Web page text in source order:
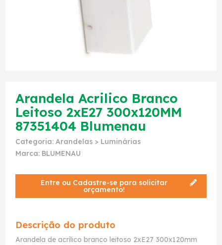
Arandela Acrilico Branco
Leitoso 2xE27 300x120MM
87351404 Blumenau
Categoria: Arandelas > Luminárias
Marca: BLUMENAU
Entre ou Cadastre-se para solicitar
orçamento!
Descrição do produto
Arandela de acrílico branco leitoso 2xE27 300x120mm